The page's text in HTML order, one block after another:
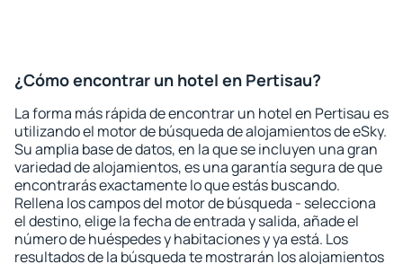
¿Cómo encontrar un hotel en Pertisau?
La forma más rápida de encontrar un hotel en Pertisau es
utilizando el motor de búsqueda de alojamientos de eSky.
Su amplia base de datos, en la que se incluyen una gran
variedad de alojamientos, es una garantía segura de que
encontrarás exactamente lo que estás buscando.
Rellena los campos del motor de búsqueda - selecciona
el destino, elige la fecha de entrada y salida, añade el
número de huéspedes y habitaciones y ya está. Los
resultados de la búsqueda te mostrarán los alojamientos